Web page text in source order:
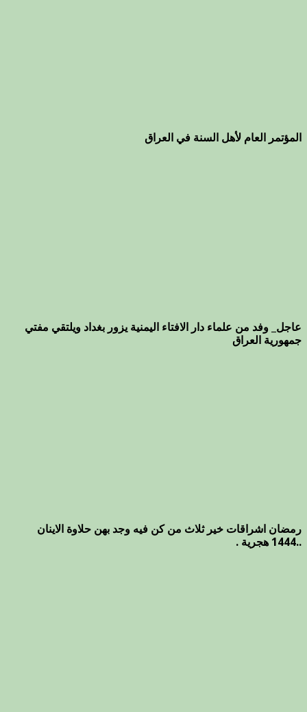
المؤتمر العام لأهل السنة في العراق
عاجل_ وفد من علماء دار الافتاء اليمنية يزور بغداد ويلتقي مفتي
جمهورية العراق
رمضان اشراقات خير ثلاث من كن فيه وجد بهن حلاوة الاينان
..1444 هجرية .